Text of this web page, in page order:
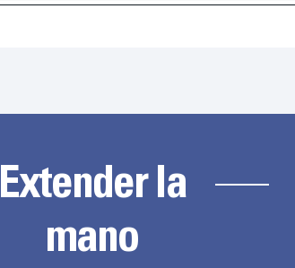
Extender la
mano